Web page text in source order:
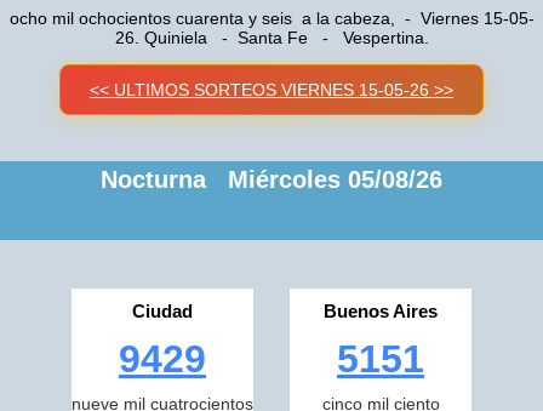
ocho mil ochocientos cuarenta y seis a la cabeza, - Viernes 15-05-
26. Quiniela - Santa Fe - Vespertina.
<< ULTIMOS SORTEOS VIERNES 15-05-26 >>
Nocturna Miércoles 05/08/26
Ciudad
9429
nueve mil cuatrocientos
Buenos Aires
5151
cinco mil ciento